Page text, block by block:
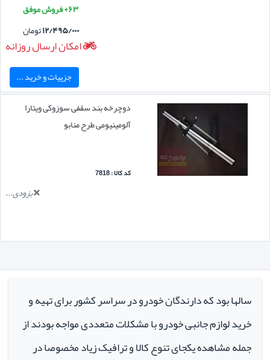
۶۳+ فروش موفق
۱۲/۴۹۵/۰۰۰تومان
امکان ارسال روزانه
جزییات و خرید ...
دوچرخه بند سقفی سوزوکی ویتارا
آلومینیومی طرح منابو
کد کالا : 7818
بزودی...
سالها بود که دارندگان خودرو در سراسر کشور برای تهیه و
خرید لوازم جانبی خودرو با مشکلات متعددی مواجه بودند از
جمله مشاهده یکجای تنوع کالا و ترافیک زیاد مخصوصا در